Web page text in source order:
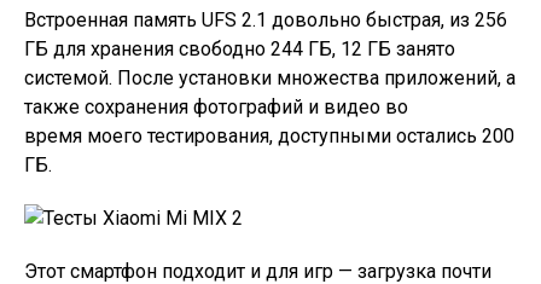
Встроенная память UFS 2.1 довольно быстрая, из 256
ГБ для хранения свободно 244 ГБ, 12 ГБ занято
системой. После установки множества приложений, а
также сохранения фотографий и видео во
время моего тестирования, доступными остались 200
ГБ.
Этот смартфон подходит и для игр — загрузка почти